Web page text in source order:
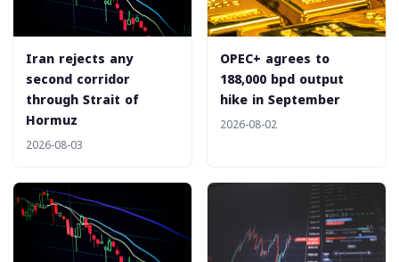
Iran rejects any
second corridor
through Strait of
Hormuz
2026-08-03
‎OPEC+ agrees to
188,000 bpd output
hike in September
2026-08-02